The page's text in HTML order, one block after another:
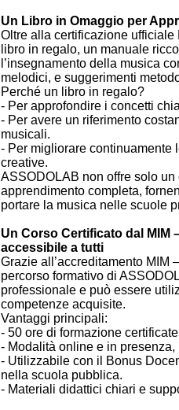
Un Libro in Omaggio per
Oltre alla certificazione
libro in regalo, un manuale
l’insegnamento della musica
melodici, e suggerimenti
Perché un libro in regalo?
- Per approfondire i concetti
- Per avere un riferimento
musicali.
- Per migliorare continuamente
creative.
ASSODOLAB non offre solo
apprendimento completa,
portare la musica nelle scuole
Un Corso Certificato dal MIM
accessibile a tutti
Grazie all’accreditamento MIM
percorso formativo di
professionale e può essere
competenze acquisite.
Vantaggi principali:
- 50 ore di formazione
- Modalità online e in
- Utilizzabile con il Bonus
nella scuola pubblica.
- Materiali didattici chiari e